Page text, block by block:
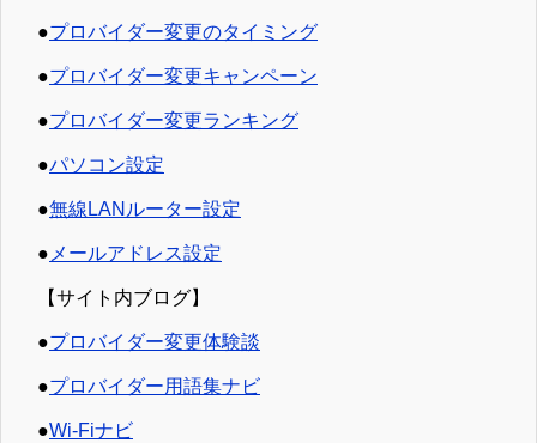
●プロバイダー変更のタイミング
●プロバイダー変更キャンペーン
●プロバイダー変更ランキング
●パソコン設定
●無線LANルーター設定
● メールアドレス設定
【サイト内ブログ】
●プロバイダー変更体験談
●プロバイダー用語集ナビ
●Wi-Fiナビ